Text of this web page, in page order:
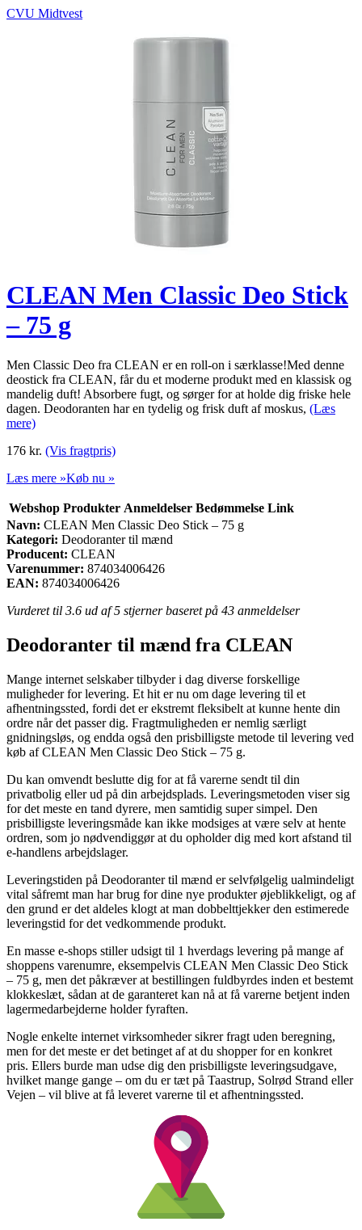
CVU Midtvest
CLEAN Men Classic Deo Stick
– 75 g
Men Classic Deo fra CLEAN er en roll-on i særklasse!Med denne
deostick fra CLEAN, får du et moderne produkt med en klassisk og
mandelig duft! Absorbere fugt, og sørger for at holde dig friske hele
dagen. Deodoranten har en tydelig og frisk duft af moskus, (Læs
mere)
176 kr. (Vis fragtpris)
Læs mere »Køb nu »
Webshop Produkter Anmeldelser Bedømmelse Link
Navn: CLEAN Men Classic Deo Stick – 75 g
Kategori: Deodoranter til mænd
Producent: CLEAN
Varenummer: 874034006426
EAN: 874034006426
Vurderet til 3.6 ud af 5 stjerner baseret på 43 anmeldelser
Deodoranter til mænd fra CLEAN
Mange internet selskaber tilbyder i dag diverse forskellige
muligheder for levering. Et hit er nu om dage levering til et
afhentningssted, fordi det er ekstremt fleksibelt at kunne hente din
ordre når det passer dig. Fragtmuligheden er nemlig særligt
gnidningsløs, og endda også den prisbilligste metode til levering ved
køb af CLEAN Men Classic Deo Stick – 75 g.
Du kan omvendt beslutte dig for at få varerne sendt til din
privatbolig eller ud på din arbejdsplads. Leveringsmetoden viser sig
for det meste en tand dyrere, men samtidig super simpel. Den
prisbilligste leveringsmåde kan ikke modsiges at være selv at hente
ordren, som jo nødvendiggør at du opholder dig med kort afstand til
e-handlens arbejdslager.
Leveringstiden på Deodoranter til mænd er selvfølgelig ualmindeligt
vital såfremt man har brug for dine nye produkter øjeblikkeligt, og af
den grund er det aldeles klogt at man dobbelttjekker den estimerede
leveringstid for det vedkommende produkt.
En masse e-shops stiller udsigt til 1 hverdags levering på mange af
shoppens varenumre, eksempelvis CLEAN Men Classic Deo Stick
– 75 g, men det påkræver at bestillingen fuldbyrdes inden et bestemt
klokkeslæt, sådan at de garanteret kan nå at få varerne betjent inden
lagermedarbejderne holder fyraften.
Nogle enkelte internet virksomheder sikrer fragt uden beregning,
men for det meste er det betinget af at du shopper for en konkret
pris. Ellers burde man udse dig den prisbilligste leveringsudgave,
hvilket mange gange – om du er tæt på Taastrup, Solrød Strand eller
Vejen – vil blive at få leveret varerne til et afhentningssted.